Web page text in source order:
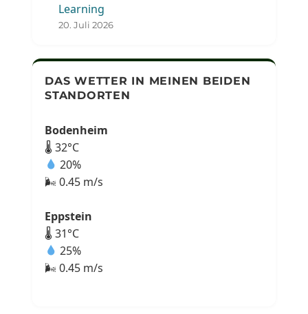
Learning
20. Juli 2026
DAS WETTER IN MEINEN BEIDEN
STANDORTEN
Bodenheim
🌡 32°C
20%
🌬 0.45 m/s
Eppstein
🌡 31°C
25%
🌬 0.45 m/s